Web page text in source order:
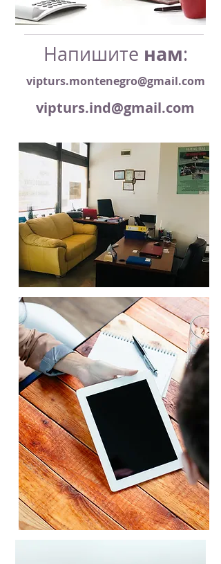
Напишите нам:
vipturs.montenegro@gmail.com
vipturs.ind@gmail.com